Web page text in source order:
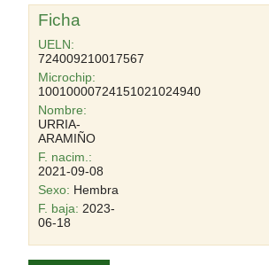
Ficha
UELN:
724009210017567
Microchip:
10010000724151021024940
Nombre:
URRIA-
ARAMIÑO
F. nacim.:
2021-09-08
Sexo: Hembra
F. baja: 2023-
06-18